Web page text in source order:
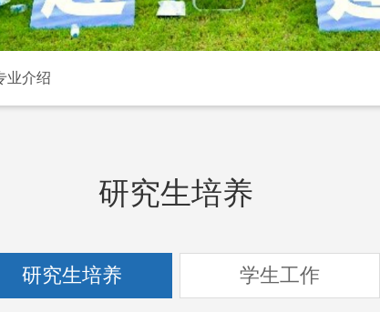
业介绍
研究生培养
研究生培养 学生工作